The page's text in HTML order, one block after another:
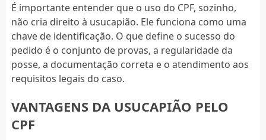
É importante entender que o uso do CPF, sozinho,
não cria direito à usucapião. Ele funciona como uma
chave de identificação. O que define o sucesso do
pedido é o conjunto de provas, a regularidade da
posse, a documentação correta e o atendimento aos
requisitos legais do caso.
VANTAGENS DA USUCAPIÃO PELO
CPF